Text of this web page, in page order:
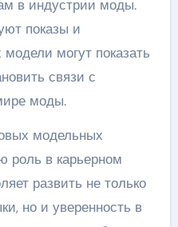
в индустрии моды.
показы и
могут показать
связи с
моды.
модельных
роль в карьерном
развить не только
но и уверенность в